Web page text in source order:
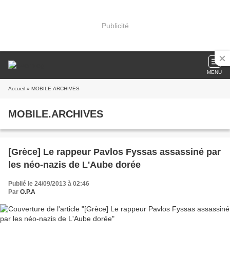
Publicité
MENU
Accueil » MOBILE.ARCHIVES
MOBILE.ARCHIVES
[Grèce] Le rappeur Pavlos Fyssas assassiné par
les néo-nazis de L'Aube dorée
Publié le 24/09/2013 à 02:46
Par O.P.A